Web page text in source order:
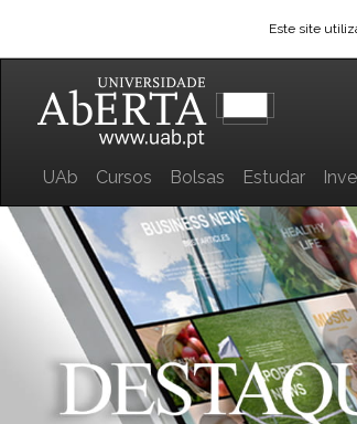
Este site
UAb Cursos Bolsas Estudar